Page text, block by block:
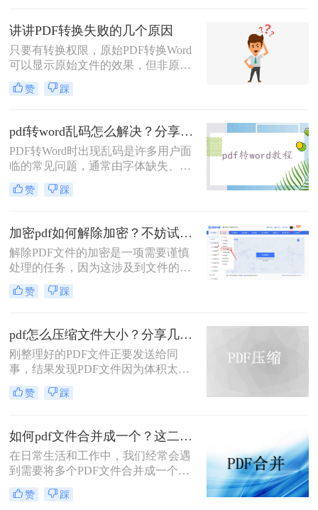
文将深度解析PDF加密与格式转换的
关系，提供安全、合法、零风险的解
决方案，助你轻松解决这一痛点。内
容基于Adobe官方文档，拒绝第三方
风险工具，让你的PDF转换效率提升
300%！
讲讲PDF转换失败的几个原因
只要有转换权限，原始PDF转换Word
可以显示原始文件的效果，但非原始
PDF文件可能存在转换缺陷。PDF文
件比较复杂，非原生PDF文件转换为
赞 踩
pdf转word乱码怎么解决？分享常见原因及解决方法！
PDF转Word时出现乱码是许多用户面
临的常见问题，通常由字体缺失、编
码错误、扫描文件识别失败等原因导
致。那么pdf转word乱码怎么解决呢？
方案，帮助用户高效解决乱码问题。
赞 踩
加密pdf如何解除加密？不妨试试这两种方法！
解除PDF文件的加密是一项需要谨慎
处理的任务，因为这涉及到文件的安
全性和机密性。在解除加密之前，确
保你了解加密的类型和原因，并拥有
操作。那么加密pdf如何解除加密呢？
以下是一些常见的解除PDF文件加密
的方法。
赞 踩
pdf怎么压缩文件大小？分享几个PDF压缩技巧！
刚整理好的PDF文件正要发送给同
事，结果发现PDF文件因为体积太大
超出大小限制，导致发送失败，这可
咋办呢？重新修改PDF删减一些内容
有没有更快的方法呢？PDF是一种常
用的文件格式，它可以跨平台使用，
并且在不同的设备上具有相同的外观
和格式。然而，有时候我们会发现，
一些PDF文件太大，不易于分享和传
输。那么，pdf怎么压缩文件大小呢？
赞 踩
如何pdf文件合并成一个？这二种操作方法十分简单！
在日常生活和工作中，我们经常会遇
到需要将多个PDF文件合并成一个的
情况。这种需求在整理报告、收集资
料或准备演示文稿时尤为常见。合并
赞 踩